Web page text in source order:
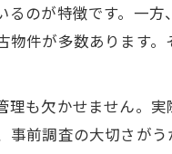
不動産選び
現を
功の秘訣
生する方法
のが特徴です。一
件が多数あります
も欠かせません。
前調査の大切さがう